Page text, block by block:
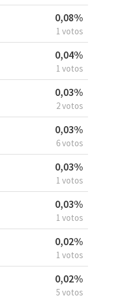
0,08%
1 votos
0,04%
1 votos
0,03%
2 votos
0,03%
6 votos
0,03%
1 votos
0,03%
1 votos
0,02%
1 votos
0,02%
5 votos